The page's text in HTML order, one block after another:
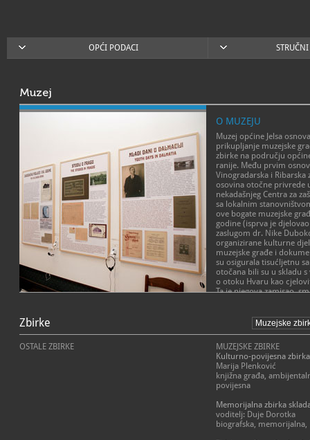
OPĆI PODACI
Muzej
O MUZEJU
Muzej općine Jelsa
prikupljanje muzejske
zbirke na području
ranije. Među prvim
Vinogradarska i Ribarska
osovina otočne privrede
nekadašnjeg Centra za
sa lokalnim
ove bogate muzejske
godine (isprva je
zaslugom dr. Nike
organizirane kulturne
muzejske građe i
su osigurala tisućljetnu
otočana bili su u skladu
o otoku Hvaru kao
Ta je njegova zamisao,
Nakon preustroja
o zbirkama na svome
vrijedne donacije koje
otočnih stvaratelja –
Jelse i pjesnika Marina
2010. godine Odlukom o
(Službeni glasnik Općine
godine osnovan je Muzej
obavlja muzejsku
bila je donacija obiteljske
Kulturno-povijesnom i
Jurja Dobrovića Općini
je činom započela
Zbirke
OSTALE ZBIRKE
MUZEJSKE ZBIRKE
Kulturno-povijesna
Marija Plenković
knjižna građa,
povijesna
Memorijalna zbirka
voditelj: Duje Dorotka
biografska,